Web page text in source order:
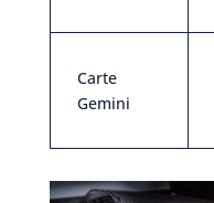
Carte
Gemini